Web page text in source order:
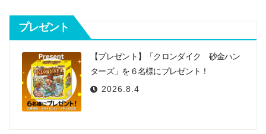
シ
ョ
ン
プレゼント
【プレゼント】「クロンダイク 砂金ハン
ターズ」を６名様にプレゼント！
2026.8.4